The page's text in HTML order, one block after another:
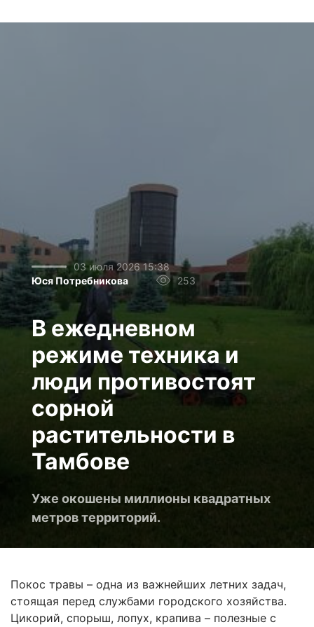
03 июля 2026 15:38
Юся Потребникова
253
В ежедневном
режиме техника и
люди противостоят
сорной
растительности в
Тамбове
Уже окошены миллионы квадратных
метров территорий.
Покос травы – одна из важнейших летних задач,
стоящая перед службами городского хозяйства.
Цикорий, спорыш, лопух, крапива – полезные с